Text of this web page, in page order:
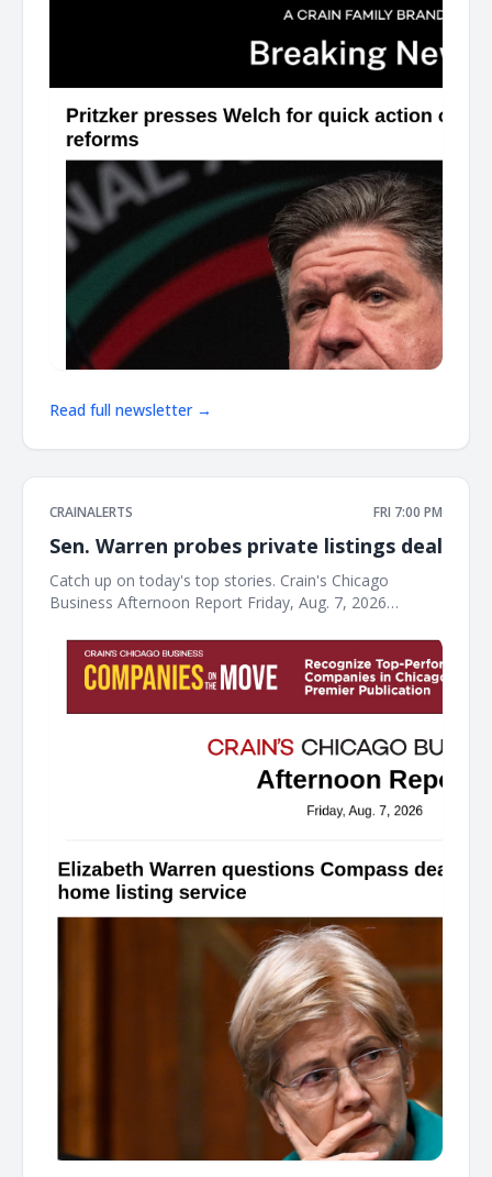
Read full newsletter →
CRAINALERTS FRI 7:00 PM
Sen. Warren probes private listings deal
Catch up on today's top stories. Crain's Chicago
Business Afternoon Report Friday, Aug. 7, 2026
Chicago-area home listing service Sen. Warren wrote